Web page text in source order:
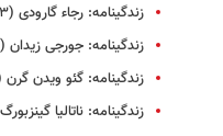
زندگینامه: رجاء گارودی (۱۹۱۳-۲۰۱۲)
زندگینامه: جورجی زیدان (۱۸۶۱-۱۹۱۴)
زندگینامه: گئو ویدن گرن (۱۹۰۷-
زندگینامه: ناتالیا گینزبورگ (۱۹۱۶-